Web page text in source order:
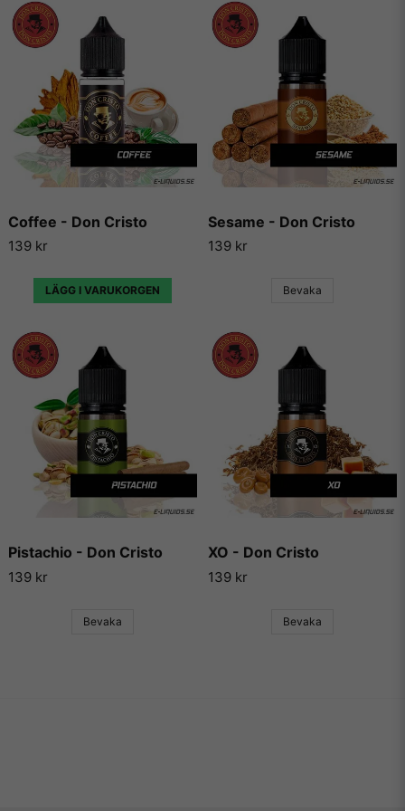
Coffee - Don Cristo
139 kr
LÄGG I VARUKORGEN
Sesame - Don Cristo
139 kr
Bevaka
Pistachio - Don Cristo
139 kr
Bevaka
XO - Don Cristo
139 kr
Bevaka